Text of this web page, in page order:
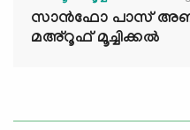
സാൻഫോ പാസ്
മഅ്റൂഫ് മൂച്ചിക്കല്‍